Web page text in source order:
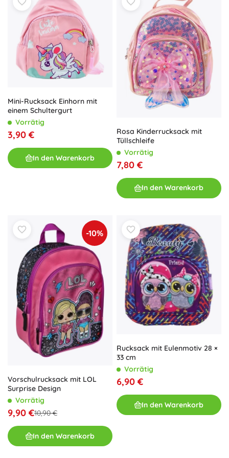
Mini-Rucksack Einhorn mit
einem Schultergurt
Vorrätig
3,90 €
In den Warenkorb
Rosa Kinderrucksack mit
Tüllschleife
Vorrätig
7,80 €
In den Warenkorb
-10%
Vorschulrucksack mit LOL
Surprise Design
Vorrätig
9,90 €10,90 €
In den Warenkorb
Rucksack mit Eulenmotiv 28 ×
33 cm
Vorrätig
6,90 €
In den Warenkorb